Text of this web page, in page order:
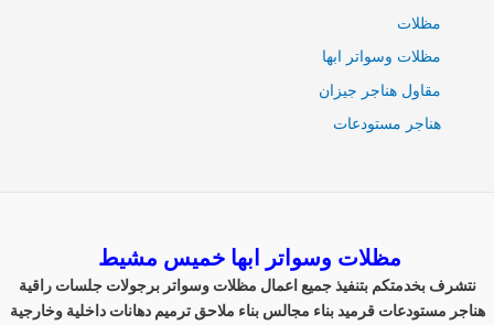
مظلات
مظلات وسواتر ابها
مقاول هناجر جيزان
هناجر مستودعات
مظلات وسواتر ابها خميس مشيط
نتشرف بخدمتكم بتنفيذ جميع اعمال مظلات وسواتر برجولات جلسات راقية
هناجر مستودعات قرميد بناء مجالس بناء ملاحق ترميم دهانات داخلية وخارجية